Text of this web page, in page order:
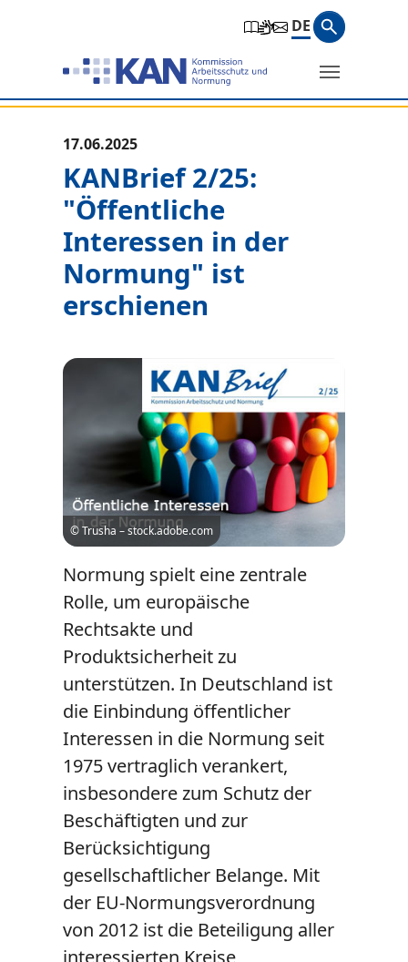
DE
Suche
17.06.2025
KANBrief 2/25:
"Öffentliche
Interessen in der
Normung" ist
erschienen
© Trusha – stock.adobe.com
Normung spielt eine zentrale
Rolle, um europäische
Rechtsakte und
Produktsicherheit zu
unterstützen. In Deutschland ist
die Einbindung öffentlicher
Interessen in die Normung seit
1975 vertraglich verankert,
insbesondere zum Schutz der
Beschäftigten und zur
Berücksichtigung
gesellschaftlicher Belange. Mit
der EU-Normungsverordnung
von 2012 ist die Beteiligung aller
interessierten Kreise